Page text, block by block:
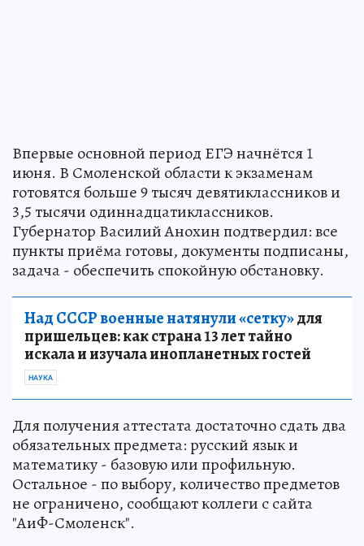
Впервые основной период ЕГЭ начнётся 1
июня. В Смоленской области к экзаменам
готовятся больше 9 тысяч девятиклассников и
3,5 тысячи одиннадцатиклассников.
Губернатор Василий Анохин подтвердил: все
пункты приёма готовы, документы подписаны,
задача - обеспечить спокойную обстановку.
Над СССР военные натянули «сетку»для
пришельцев: как страна 13 лет тайно
искала и изучала инопланетных гостей
НАУКА
Для получения аттестата достаточно сдать два
обязательных предмета: русский язык и
математику - базовую или профильную.
Остальное - по выбору, количество предметов
не ограничено, сообщают коллеги с сайта
"АиФ-Смоленск".